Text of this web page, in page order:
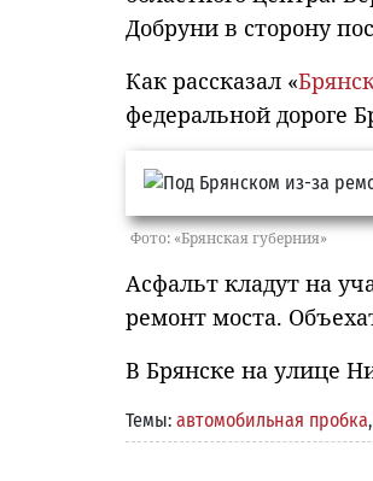
Добруни в сторону
Как рассказал «
федеральной дороге
Фото: «Брянская губерния»
Асфальт кладут на
ремонт моста.
В Брянске на улице
Темы: автомобильная пробка,